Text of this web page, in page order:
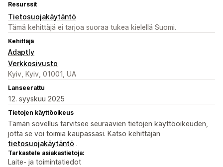
Resurssit
Tietosuojakäytäntö
Tämä kehittäjä ei tarjoa suoraa tukea kielellä Suomi.
Kehittäjä
Adaptly
Verkkosivusto
Kyiv, Kyiv, 01001, UA
Lanseerattu
12. syyskuu 2025
Tietojen käyttöoikeus
Tämän sovellus tarvitsee seuraavien tietojen käyttöoikeuden,
jotta se voi toimia kaupassasi. Katso kehittäjän
tietosuojakäytäntö .
Tarkastele asiakastietoja:
Laite- ja toimintatiedot